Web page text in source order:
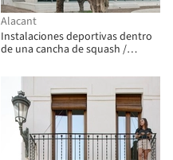
Alacant
Instalaciones deportivas dentro
de una cancha de squash /
Carlos Valero